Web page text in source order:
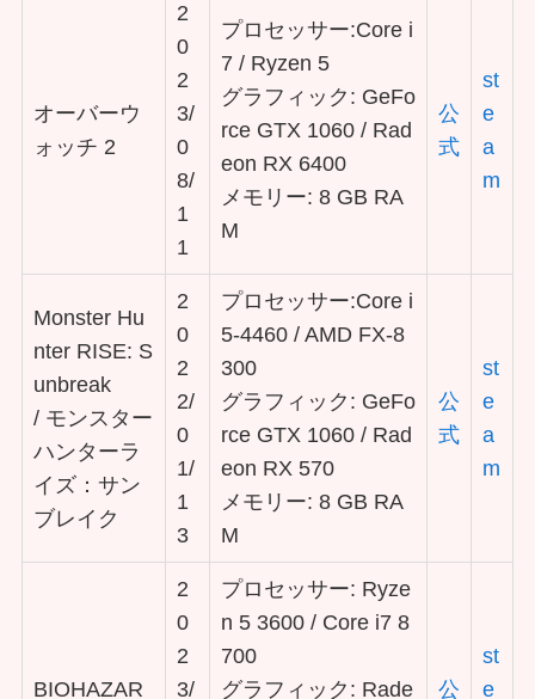
オーバーウ
ォッチ 2
2
0
2
3/
0
8/
1
1
プロセッサー:Core i
7 / Ryzen 5
グラフィック: GeFo
rce GTX 1060 / Rad
eon RX 6400
メモリー: 8 GB RA
M
公
式
st
e
a
m
Monster Hu
nter RISE: S
unbreak
/ モンスター
ハンターラ
イズ：サン
ブレイク
2
0
2
2/
0
1/
1
3
プロセッサー:Core i
5-4460 / AMD FX-8
300
グラフィック: GeFo
rce GTX 1060 / Rad
eon RX 570
メモリー: 8 GB RA
M
公
式
st
e
a
m
BIOHAZAR
2
0
2
3/
プロセッサー: Ryze
n 5 3600 / Core i7 8
700
グラフィック: Rade
公
st
e